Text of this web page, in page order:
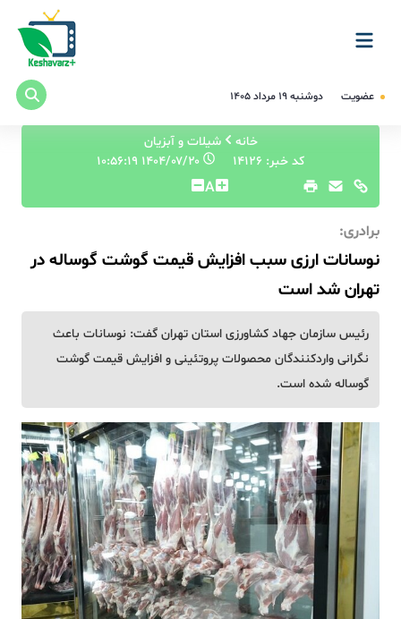
عضویت دوشنبه ۱۹ مرداد ۱۴۰۵
خانه
شیلات و آبزیان
کد خبر: 14126
۱۴۰۴/۰۷/۲۰ ۱۰:۵۶:۱۹
A
برادری:
نوسانات ارزی سبب افزایش قیمت گوشت گوساله در
تهران شد است
رئیس سازمان جهاد کشاورزی استان تهران گفت: نوسانات باعث
نگرانی واردکنندگان محصولات پروتئینی و افزایش قیمت گوشت
گوساله شده است.